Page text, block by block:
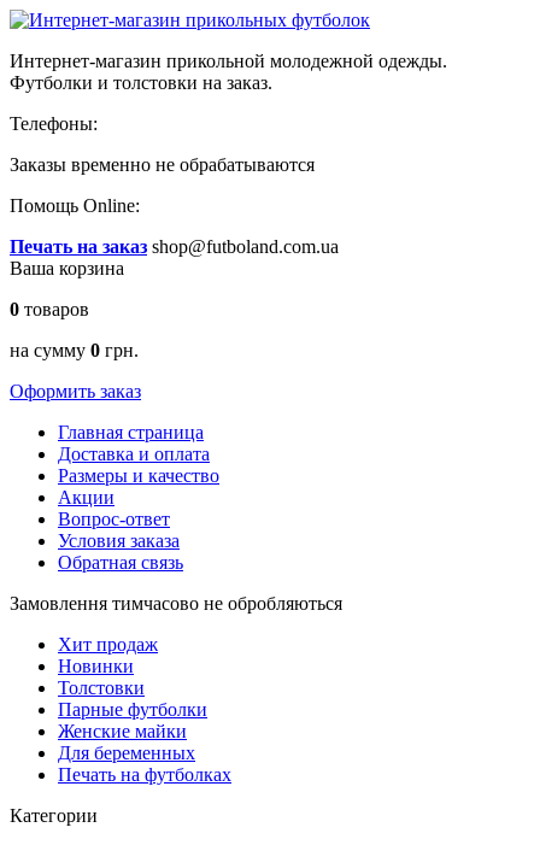
Интернет-магазин прикольной молодежной одежды.
Футболки и толстовки на заказ.
Телефоны:
Заказы временно не обрабатываются
Помощь Online:
Печать на заказ shop@futboland.com.ua
Ваша корзина
0 товаров
на сумму 0 грн.
Оформить заказ
Главная страница
Доставка и оплата
Размеры и качество
Акции
Вопрос-ответ
Условия заказа
Обратная связь
Замовлення тимчасово не обробляються
Хит продаж
Новинки
Толстовки
Парные футболки
Женские майки
Для беременных
Печать на футболках
Категории